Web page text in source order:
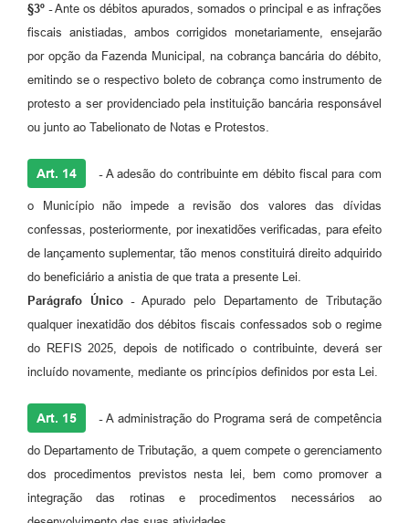
§3º -Ante os débitos apurados, somados o principal e as infrações
fiscais anistiadas, ambos corrigidos monetariamente, ensejarão
por opção da Fazenda Municipal, na cobrança bancária do débito,
emitindo­ se o respectivo boleto de cobrança como instrumento de
protesto a ser providenciado pela instituição bancária responsável
ou junto ao Tabelionato de Notas e Protestos.
Art. 14 -A adesão do contribuinte em débito fiscal para com
o Município não impede a revisão dos valores das dívidas
confessas, posteriormente, por inexatidões verificadas, para efeito
de lançamento suplementar, tão menos constituirá direito adquirido
do beneficiário a anistia de que trata a presente Lei.
Parágrafo Único -Apurado pelo Departamento de Tributação
qualquer inexatidão dos débitos fiscais confessados sob o regime
do REFIS 2025, depois de notificado o contribuinte, deverá ser
incluído novamente, mediante os princípios definidos por esta Lei.
Art. 15 -A administração do Programa será de competência
do Departamento de Tributação, a quem compete o gerenciamento
dos procedimentos previstos nesta lei, bem como promover a
integração das rotinas e procedimentos necessários ao